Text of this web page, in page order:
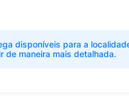
disponíveis para a
de maneira mais detalhada.